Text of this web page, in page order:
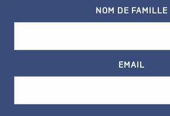
NOM DE FAMILLE
EMAIL